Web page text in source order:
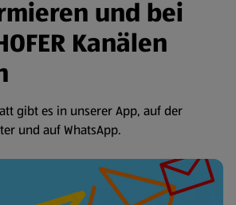
und bei
Kanälen
gibt es in unserer App, auf der
und auf WhatsApp.